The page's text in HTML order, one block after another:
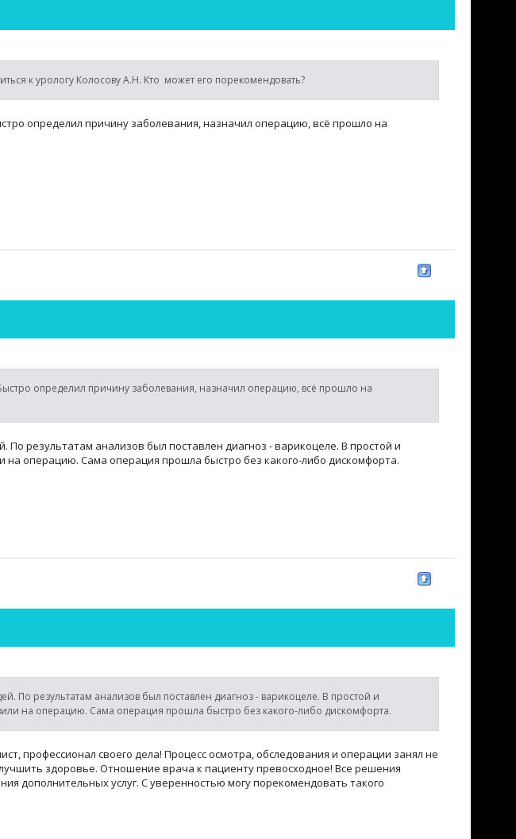
к урологу Колосову А.Н. Кто может его порекомендовать?
определил причину заболевания, назначил операцию, всё прошло на
определил причину заболевания, назначил операцию, всё прошло на
результатам анализов был поставлен диагноз - варикоцеле. В простой и
операцию. Сама операция прошла быстро без какого-либо дискомфорта.
По результатам анализов был поставлен диагноз - варикоцеле. В простой и
на операцию. Сама операция прошла быстро без какого-либо дискомфорта.
профессионал своего дела! Процесс осмотра, обследования и операции занял не
здоровье. Отношение врача к пациенту превосходное! Все решения
дополнительных услуг. С уверенностью могу порекомендовать такого